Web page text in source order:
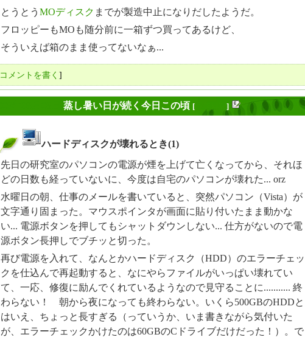
とうとう MOディスク までが製造中止になりだしたようだ。
フロッピーもMOも随分前に一箱ずつ買ってあるけど、
そういえば箱のまま使ってないなぁ...
コメントを書く ]
蒸し暑い日が続く今日この頃 [ ]
ハードディスクが壊れるとき(1)
先日の研究室のパソコンの電源が煙を上げて亡くなってから、それほ
どの日数も経っていないに、今度は自宅のパソコンが壊れた... orz
水曜日の朝、仕事のメールを書いていると、突然パソコン（Vista）が
文字通り固まった。マウスポインタが画面に貼り付いたまま動かな
い... 電源ボタンを押してもシャットダウンしない... 仕方がないので電
源ボタン長押しでブチッと切った。
再び電源を入れて、なんとかハードディスク（HDD）のエラーチェッ
クを仕込んで再起動すると、なにやらファイルがいっぱい壊れてい
て、一応、修復に励んでくれているようなので見守ることに........... 終
わらない！ 朝から夜になっても終わらない。いくら500GBのHDDと
はいえ、ちょっと長すぎる（っていうか、いま書きながら気付いた
が、エラーチェックかけたのは60GBのCドライブだけだった！）。で